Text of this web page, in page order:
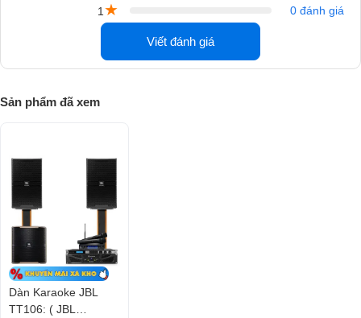
1★ 0 đánh giá
Viết đánh giá
Sản phẩm đã xem
Dàn Karaoke JBL
TT106: ( JBL